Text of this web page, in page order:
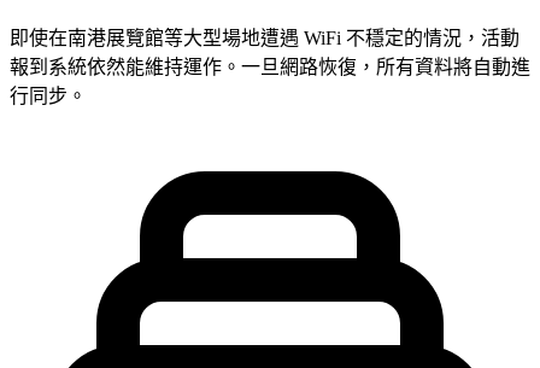
即使在南港展覽館等大型場地遭遇 WiFi 不穩定的情況，活動
報到系統依然能維持運作。一旦網路恢復，所有資料將自動進
行同步。